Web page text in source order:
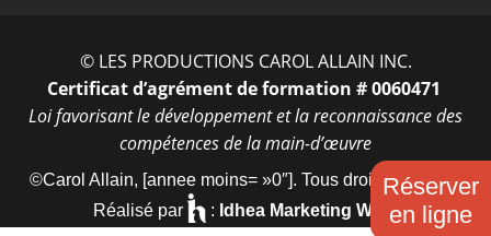
© LES PRODUCTIONS CAROL ALLAIN INC.
Certificat d’agrément de formation # 0060471
Loi favorisant le développement et la reconnaissance des
compétences de la main-d’œuvre
Réserver
en ligne
©Carol Allain, [annee moins= »0″]. Tous droits réservés.
Réalisé par
: Idhea Marketing Web